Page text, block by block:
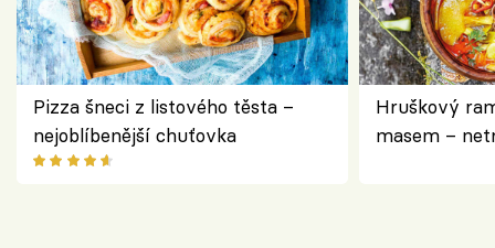
Pizza šneci z listového těsta –
nejoblíbenější chuťovka
Hruškový
masem –